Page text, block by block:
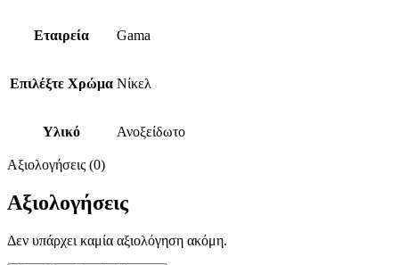
Εταιρεία Gama
Επιλέξτε Χρώμα Νίκελ
Υλικό Ανοξείδωτο
Αξιολογήσεις (0)
Αξιολογήσεις
Δεν υπάρχει καμία αξιολόγηση ακόμη.